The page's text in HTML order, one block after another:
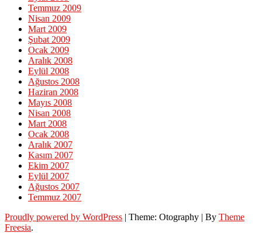
Temmuz 2009
Nisan 2009
Mart 2009
Şubat 2009
Ocak 2009
Aralık 2008
Eylül 2008
Ağustos 2008
Haziran 2008
Mayıs 2008
Nisan 2008
Mart 2008
Ocak 2008
Aralık 2007
Kasım 2007
Ekim 2007
Eylül 2007
Ağustos 2007
Temmuz 2007
Proudly powered by WordPress | Theme: Otography | By Theme
Freesia.